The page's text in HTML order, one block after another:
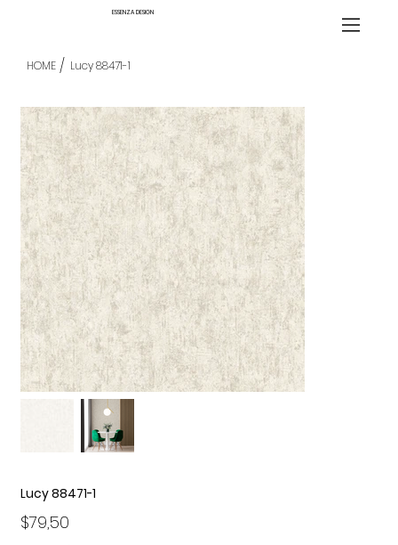
ESSENZA DESIGN
HOME / Lucy 88471-1
Lucy 88471-1
Precio
$79,50